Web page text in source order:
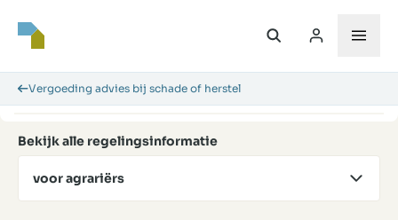
Vergoeding advies bij schade of herstel
Bekijk alle regelingsinformatie
voor agrariërs